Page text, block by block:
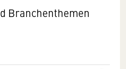
Branchenthemen